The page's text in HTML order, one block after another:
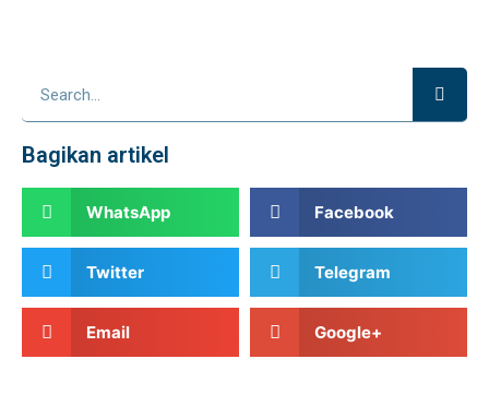
Bagikan artikel
WhatsApp Facebook
Twitter Telegram
Email Google+